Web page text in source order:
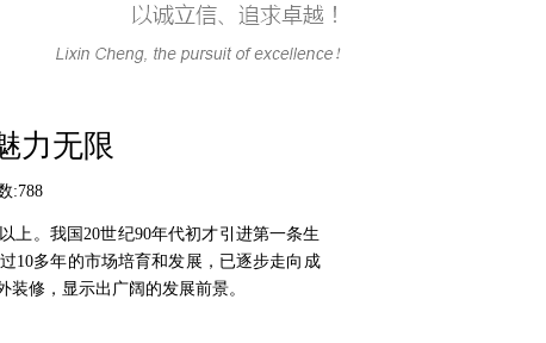
力无限
:788
。我国20世纪90年代初才引进第一条生
10多年的市场培育和发展，已逐步走向成
修，显示出广阔的发展前景。